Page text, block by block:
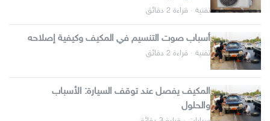
تقنية · قراءة 2 دقائق
أسباب صوت التنسيم في المكيف وكيفية إصلاحه
تقنية · قراءة 2 دقائق
المكيف يفصل عند توقف السيارة: الأسباب
والحلول